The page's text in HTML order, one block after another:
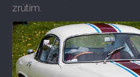
zrútim.